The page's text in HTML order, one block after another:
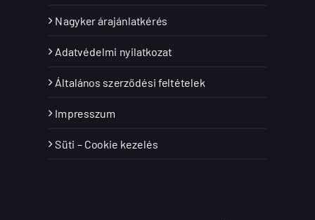
Nagyker árajánlatkérés
Adatvédelmi nyilatkozat
Általános szerződési feltételek
Impresszum
Süti – Cookie kezelés